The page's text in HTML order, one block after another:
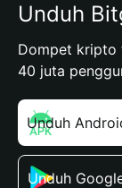
Unduh
Dompet kripto
40 juta
Unduh
Unduh